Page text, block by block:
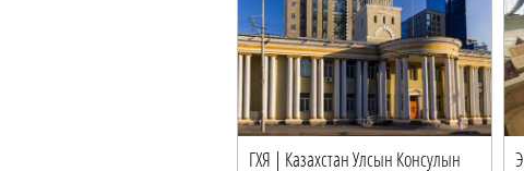
ГХЯ | Казахстан Улсын Консулын